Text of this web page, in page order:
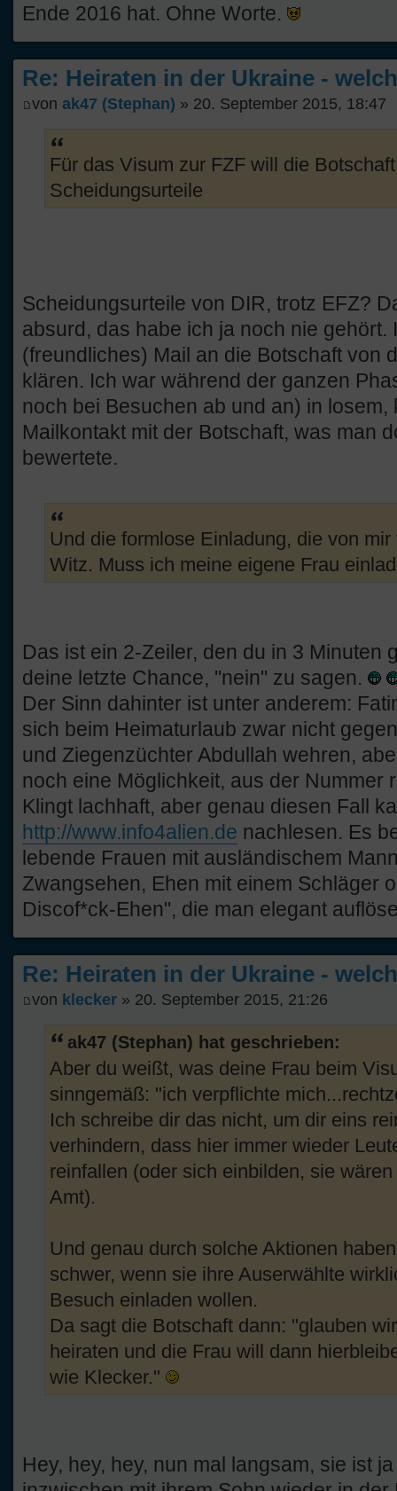
Ende 2016 hat. Ohne Worte.
Re: Heiraten in der Ukraine -
von ak47 (Stephan) » 20. September 2015, 18:47
Für das Visum zur FZF will die
Scheidungsurteile
Scheidungsurteile von DIR, trotz EFZ?
absurd, das habe ich ja noch nie gehört.
(freundliches) Mail an die Botschaft von
klären. Ich war während der ganzen
noch bei Besuchen ab und an) in
Mailkontakt mit der Botschaft, was man
bewertete.
Und die formlose Einladung, die von
Witz. Muss ich meine eigene Frau
Das ist ein 2-Zeiler, den du in 3 Minuten
deine letzte Chance, "nein" zu sagen.
Der Sinn dahinter ist unter anderem:
sich beim Heimaturlaub zwar nicht
und Ziegenzüchter Abdullah wehren,
noch eine Möglichkeit, aus der Nummer
Klingt lachhaft, aber genau diesen Fall
http://www.info4alien.de nachlesen. Es
lebende Frauen mit ausländischem
Zwangsehen, Ehen mit einem Schläger
Discof*ck-Ehen", die man elegant
Re: Heiraten in der Ukraine -
von klecker » 20. September 2015, 21:26
ak47 (Stephan) hat geschrieben:
Aber du weißt, was deine Frau beim
sinngemäß: "ich verpflichte
Ich schreibe dir das nicht, um dir eins
verhindern, dass hier immer wieder
reinfallen (oder sich einbilden, sie
Amt).
Und genau durch solche Aktionen
schwer, wenn sie ihre Auserwählte
Besuch einladen wollen.
Da sagt die Botschaft dann: "glauben
heiraten und die Frau will dann
wie Klecker."
Hey, hey, hey, nun mal langsam, sie ist